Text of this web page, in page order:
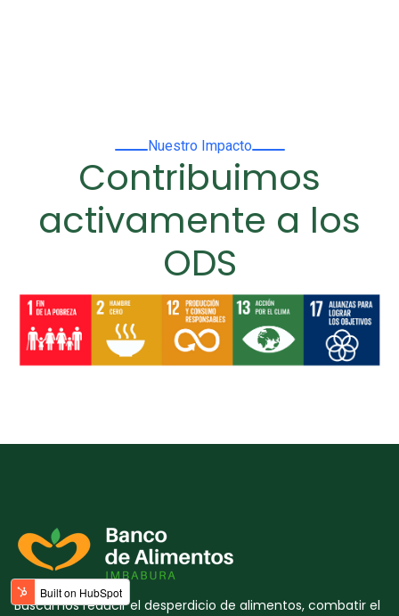
Nuestro Impacto
Contribuimos
activamente a los
ODS
Buscamos reducir el desperdicio de alimentos, combatir el